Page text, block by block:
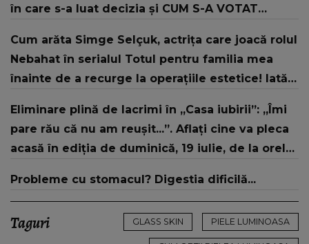
în care s-a luat decizia și CUM S-A VOTAT
strategic de..."
Cum arăta Simge Selçuk, actrița care joacă rolul
Nebahat în serialul Totul pentru familia mea
înainte de a recurge la operațiile estetice! Iată
„Tinerețe rebelă”
Eliminare plină de lacrimi în „Casa iubirii”: „Îmi
pare rău că nu am reușit...”. Aflați cine va pleca
acasă în ediția de duminică, 19 iulie, de la orele
Probleme cu stomacul? Digestia dificilă...
Taguri GLASS SKIN PIELE LUMINOASA